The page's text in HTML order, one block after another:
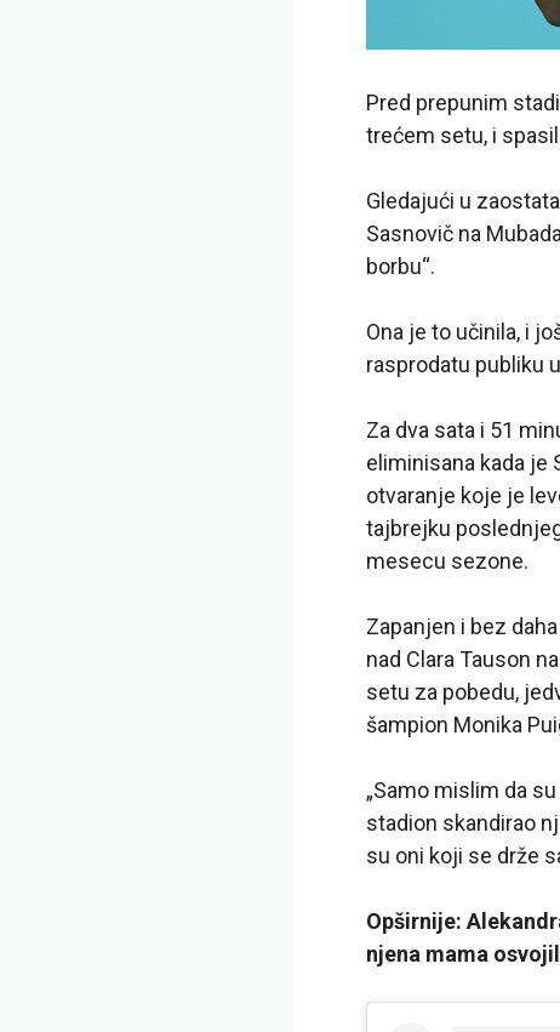
Pred prepunim
trećem setu, i
Gledajući u
Sasnovič na
borbu“.
Ona je to učinila, i
rasprodatu publiku
Za dva sata i 51
eliminisana kada je
otvaranje koje je
tajbrejku
mesecu sezone.
Zapanjen i bez
nad Clara Tauson
setu za pobedu,
šampion Monika
„Samo mislim da
stadion skandirao
su oni koji se drže
Opširnije:
njena mama